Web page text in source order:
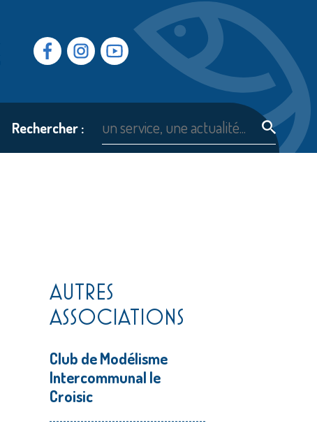
Facebook Instragram Youtube
Rechercher :
AUTRES
ASSOCIATIONS
Club de Modélisme
Intercommunal le
Croisic